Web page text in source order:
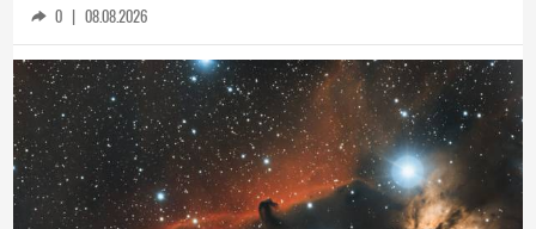
0 | 08.08.2026